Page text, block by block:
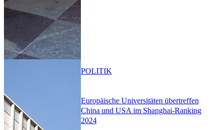
Europäische Universitäten übertreffen
China und USA im Shanghai-Ranking
2024
POLITIK